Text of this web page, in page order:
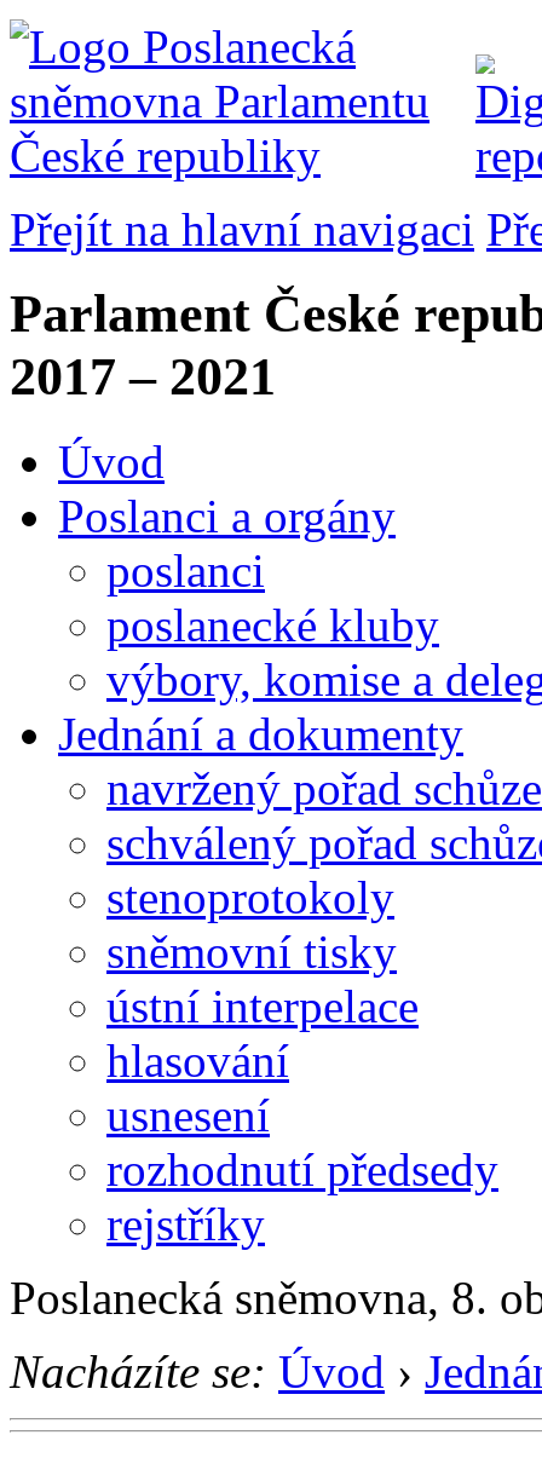
Přejít na hlavní navigaci
Parlament České
2017 – 2021
Úvod
Poslanci a orgány
poslanci
poslanecké kluby
výbory, komise a
Jednání a dokumenty
navržený pořad schůze
schválený pořad
stenoprotokoly
sněmovní tisky
ústní interpelace
hlasování
usnesení
rozhodnutí předsedy
rejstříky
Poslanecká sněmovna, 8.
Nacházíte se: Úvod ›